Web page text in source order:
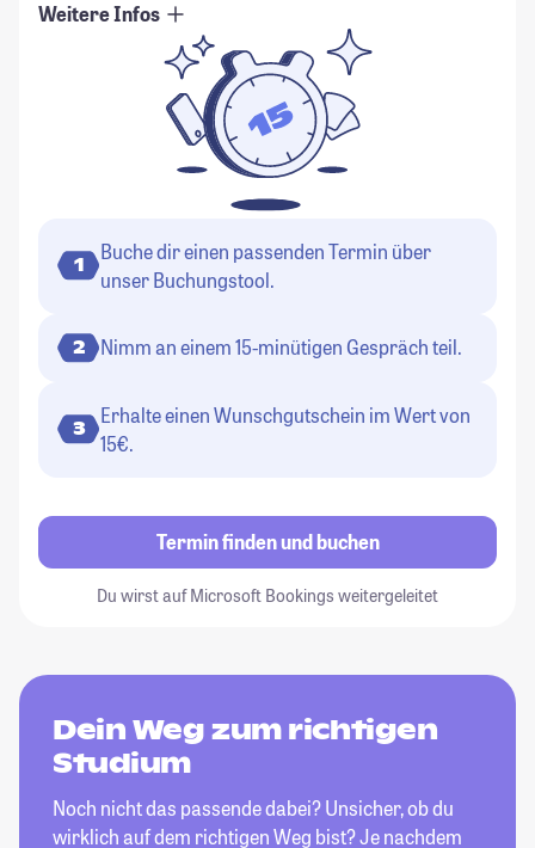
Weitere Infos
1
Buche dir einen passenden Termin über
unser Buchungstool.
2 Nimm an einem 15-minütigen Gespräch teil.
3
Erhalte einen Wunschgutschein im Wert von
15€.
Termin finden und buchen
Du wirst auf Microsoft Bookings weitergeleitet
Dein Weg zum richtigen
Studium
Noch nicht das passende dabei? Unsicher, ob du
wirklich auf dem richtigen Weg bist? Je nachdem